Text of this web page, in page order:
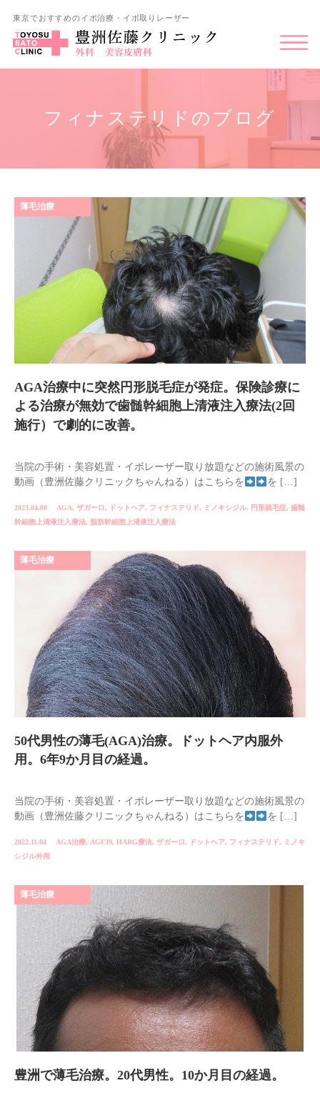
東京でおすすめのイボ治療・イボ取りレーザー
フィナステリドのブログ
薄毛治療
AGA治療中に突然円形脱毛症が発症。保険診療に
よる治療が無効で歯髄幹細胞上清液注入療法(2回
施行）で劇的に改善。
当院の手術・美容処置・イボレーザー取り放題などの施術風景の
動画（豊洲佐藤クリニックちゃんねる）はこちらを
を […]
2023.04.08 AGA, ザガーロ, ドットヘア, フィナステリド, ミノキシジル, 円形脱毛症, 歯髄
幹細胞上清液注入療法, 脂肪幹細胞上清液注入療法
薄毛治療
50代男性の薄毛(AGA)治療。ドットヘア内服外
用。6年9か月目の経過。
当院の手術・美容処置・イボレーザー取り放題などの施術風景の
動画（豊洲佐藤クリニックちゃんねる）はこちらを
を […]
2022.11.04 AGA治療, AGF39, HARG療法, ザガーロ , ドットヘア, フィナステリド, ミノキ
シジル外用
薄毛治療
豊洲で薄毛治療。20代男性。10か月目の経過。